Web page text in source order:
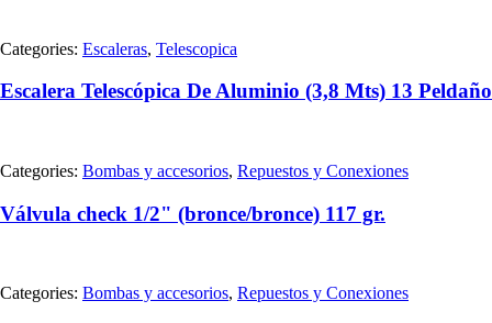
Categories: Escaleras, Telescopica
Escalera Telescópica De Aluminio (3,8 Mts) 13
Categories: Bombas y accesorios, Repuestos y Conexiones
Válvula check 1/2" (bronce/bronce) 117 gr.
Categories: Bombas y accesorios, Repuestos y Conexiones